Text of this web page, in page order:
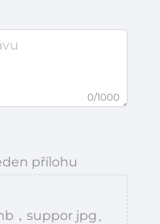
0/1000
přílohu
，suppor jpg、